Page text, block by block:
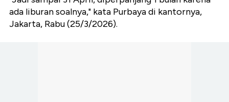
ada liburan soalnya," kata Purbaya di kantornya,
Jakarta, Rabu (25/3/2026).